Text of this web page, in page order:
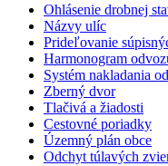
Ohlásenie drobnej
Názvy ulíc
Prideľovanie
Harmonogram
Systém nakladania
Zberný dvor
Tlačivá a žiadosti
Cestovné poriadky
Územný plán obce
Odchyt túlavých